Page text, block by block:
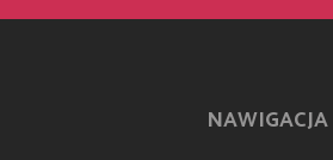
NAWIGACJA